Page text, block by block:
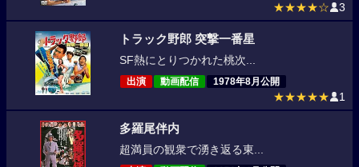
★★★★☆ 3
トラック野郎 突撃一番星
SF熱にとりつかれた桃次...
出演 動画配信 1978年8月公開
★★★★★ 1
多羅尾伴内
超満員の観衆で湧き返る東...